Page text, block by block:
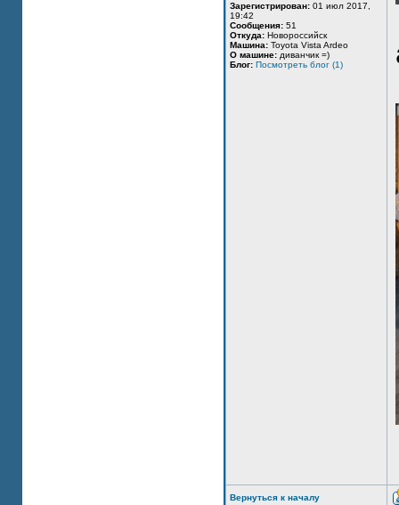
Зарегистрирован: 01 июл 2017,
19:42
Сообщения: 51
Откуда: Новороссийск
Машина: Toyota Vista Ardeo
О машине: диванчик =)
Блог: Посмотреть блог (1)
Вернуться к началу